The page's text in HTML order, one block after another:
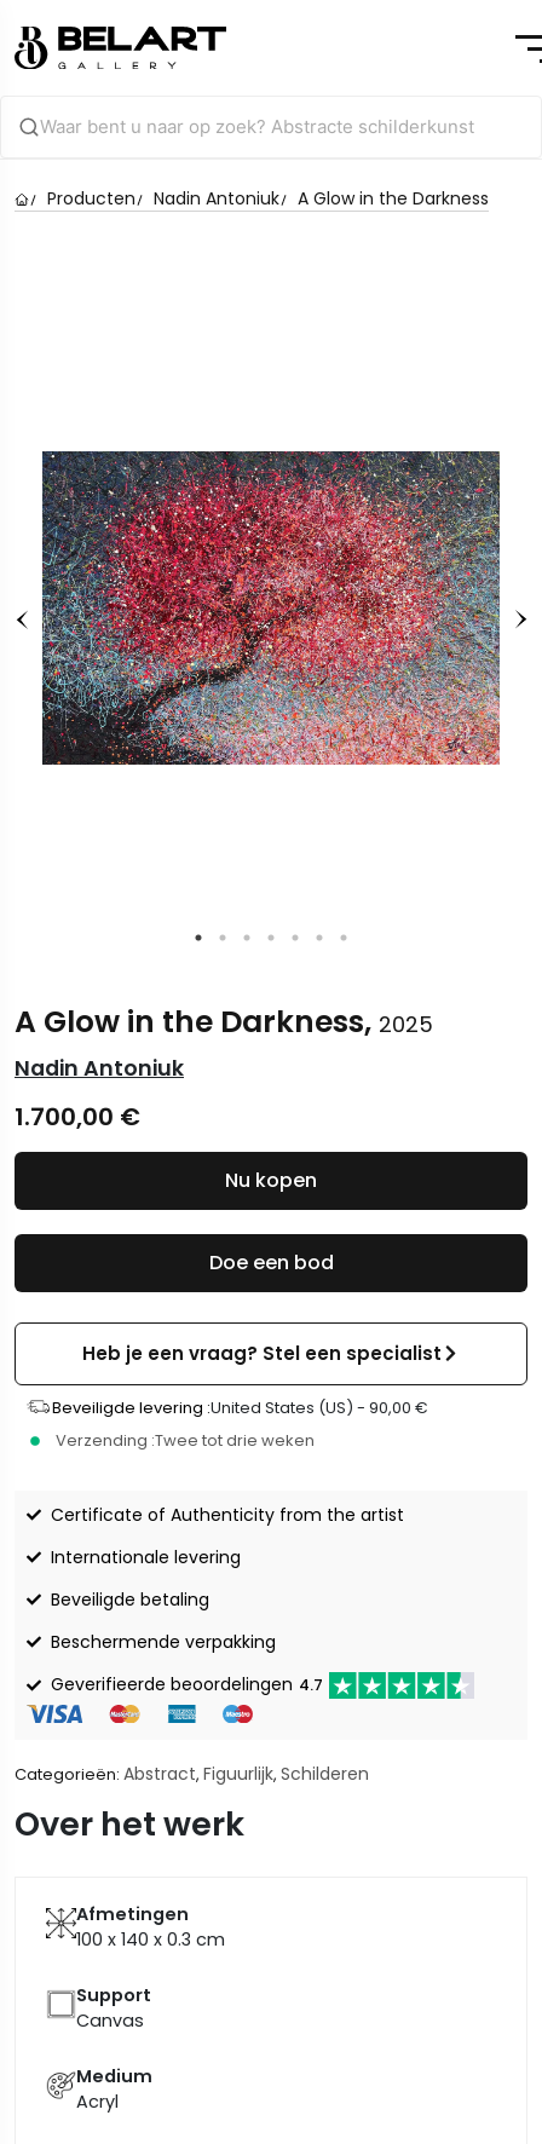
Producten Nadin Antoniuk A Glow in the Darkness
A Glow in the Darkness, 2025
Nadin Antoniuk
1.700,00 €
Doe een bod
Heb je een vraag? Stel een specialist
Beveiligde levering :United States (US) - 90,00 €
Verzending :Twee tot drie weken
Certificate of Authenticity from the artist
Internationale levering
Beveiligde betaling
Beschermende verpakking
Geverifieerde beoordelingen 4.7
Categorieën: Abstract, Figuurlijk, Schilderen
Nu kopen
Over het werk
Afmetingen
100 x 140 x 0.3 cm
Support
Canvas
Medium
Acryl